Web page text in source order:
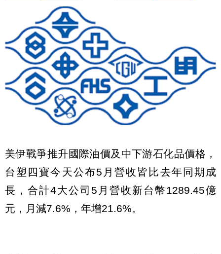
美伊戰爭推升國際油價及中下游石化品價格，
台塑四寶今天公布5月營收皆比去年同期成
長，合計4大公司5月營收新台幣1289.45億
元，月減7.6%，年增21.6%。